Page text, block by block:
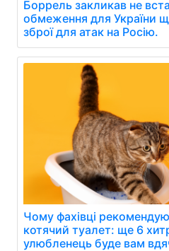
Боррель закликав не
обмеження для України
зброї для атак на Росію.
Чому фахівці
котячий туалет: ще 6
улюбленець буде вам